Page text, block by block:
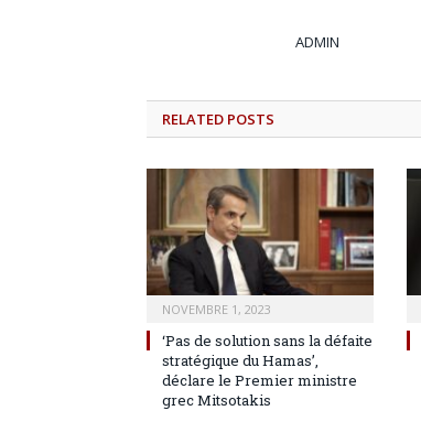
ADMIN
RELATED POSTS
NOVEMBRE 1, 2023
‘Pas de solution sans la défaite
stratégique du Hamas’,
déclare le Premier ministre
grec Mitsotakis